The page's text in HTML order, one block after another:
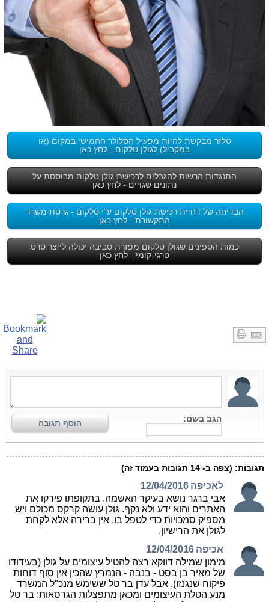
טלזר מבקשת להיות מפעיל הסלולר החמישי במקום (או
במקביל) לגולן טלקום - לחץ כאן
התנגדות הרשות להגבלים לרכישת גולן טלקום מבוססת על
נתונים שגויים - לחץ כאן
הבדיחה של דחיית רכישת גולן טלקום ע"י סלקום - גרסת משרד
התקשורת - לחץ כאן
כמות הספינים שגולן טלקום מפזרת סביבה יכולה לייצר סרט
טרגי-קומי - לחץ כאן